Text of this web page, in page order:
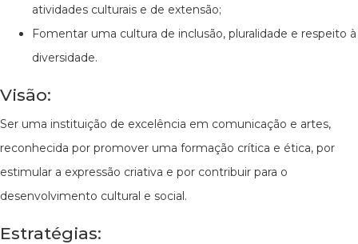
atividades culturais e de extensão;
Fomentar uma cultura de inclusão, pluralidade e respeito à
diversidade.
Visão:
Ser uma instituição de excelência em comunicação e artes,
reconhecida por promover uma formação crítica e ética, por
estimular a expressão criativa e por contribuir para o
desenvolvimento cultural e social.
Estratégias: